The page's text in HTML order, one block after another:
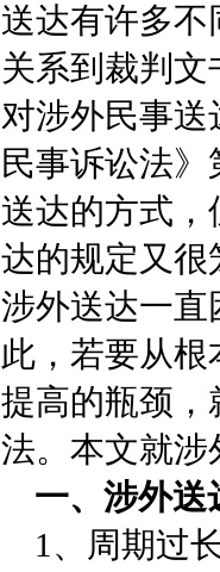
送达有许多
关系到裁判
对涉外民事
民事诉讼法
送达的方式
达的规定又很
涉外送达一直
此，若要从
提高的瓶颈，
法。本文就涉
一、涉外送
1、周期过